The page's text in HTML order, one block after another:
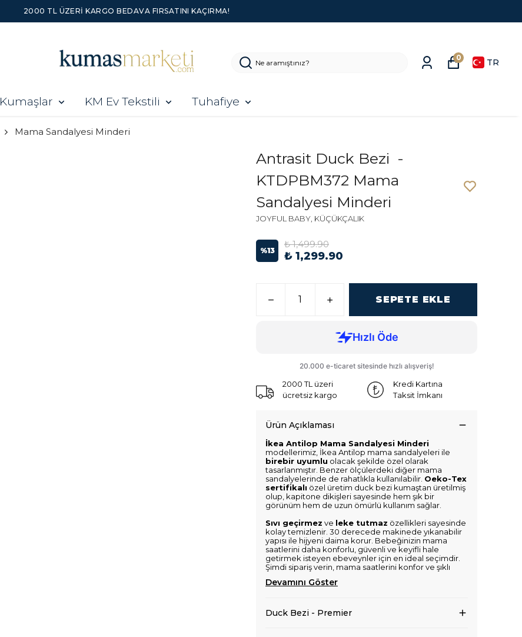
2000 TL ÜZERI KARGO BEDAVA FIRSATINI KAÇIRMA!
Kumaşlar KM Ev Tekstili Tuhafiye
0 TR
Mama Sandalyesi Minderi
Antrasit Duck Bezi -
KTDPBM372 Mama
Sandalyesi Minderi
JOYFUL BABY, KÜÇÜKÇALIK
%13
₺ 1,499.90
₺ 1,299.90
SEPETE EKLE
2000 TL üzeri
ücretsiz kargo
Kredi Kartına
Taksit İmkanı
Ürün Açıklaması
İkea Antilop Mama Sandalyesi Minderi
modellerimiz, İkea Antilop mama sandalyeleri ile
birebir uyumlu olacak şekilde özel olarak
tasarlanmıştır. Benzer ölçülerdeki diğer mama
sandalyelerinde de rahatlıkla kullanılabilir. Oeko-Tex
sertifikalı özel üretim duck bezi kumaştan üretilmiş
olup, kapitone dikişleri sayesinde hem şık bir
görünüm hem de uzun ömürlü kullanım sağlar.
Sıvı geçirmez ve leke tutmaz özellikleri sayesinde
kolay temizlenir. 30 derecede makinede yıkanabilir
yapısı ile hijyeni daima korur. Bebeğinizin mama
saatlerini daha konforlu, güvenli ve keyifli hale
getirmek isteyen ebeveynler için en ideal seçimdir.
Şimdi sipariş verin, mama saatlerini konfor ve şıklı
Devamını Göster
Duck Bezi - Premier